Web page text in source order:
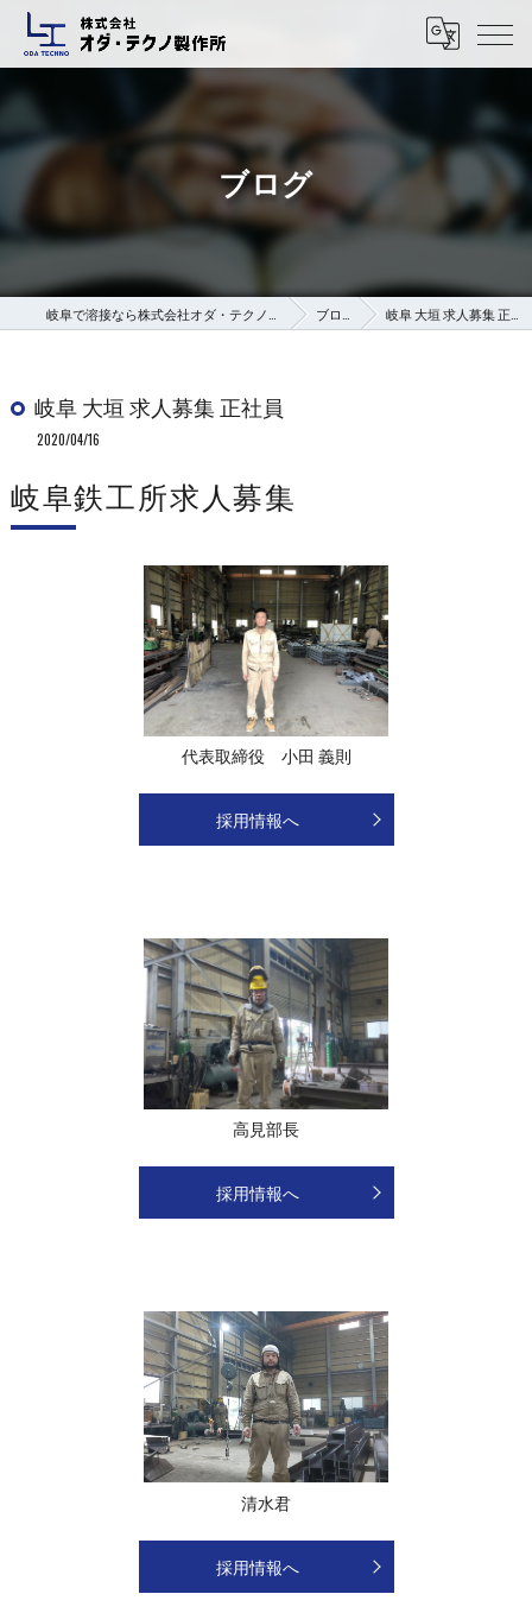
ブログ
ブログ 岐阜 大垣 求人募集 正社員
岐阜 大垣 求人募集 正社員
2020/04/16
岐阜鉄工所求人募集
代表取締役 小田 義則
採用情報へ
高見部長
採用情報へ
清水君
採用情報へ